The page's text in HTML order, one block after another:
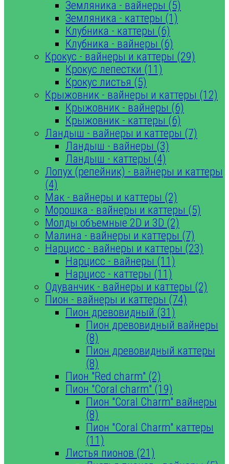
Земляника - вайнеры (5)
Земляника - каттеры (1)
Клубника - каттеры (6)
Клубника - вайнеры (6)
Крокус - вайнеры и каттеры (29)
Крокус лепестки (11)
Крокус листья (5)
Крыжовник - вайнеры и каттеры (12)
Крыжовник - вайнеры (6)
Крыжовник - каттеры (6)
Ландыш - вайнеры и каттеры (7)
Ландыш - вайнеры (3)
Ландыш - каттеры (4)
Лопух (репейник) - вайнеры и каттеры
(4)
Мак - вайнеры и каттеры (2)
Морошка - вайнеры и каттеры (5)
Молды объемные 2D и 3D (2)
Малина - вайнеры и каттеры (7)
Нарцисс - вайнеры и каттеры (23)
Нарцисс - вайнеры (11)
Нарцисс - каттеры (11)
Одуванчик - вайнеры и каттеры (2)
Пион - вайнеры и каттеры (74)
Пион древовидный (31)
Пион древовидный вайнеры
(8)
Пион древовидный каттеры
(8)
Пион "Red charm" (2)
Пион "Coral charm" (19)
Пион "Coral Charm" вайнеры
(8)
Пион "Coral Charm" каттеры
(11)
Листья пионов (21)